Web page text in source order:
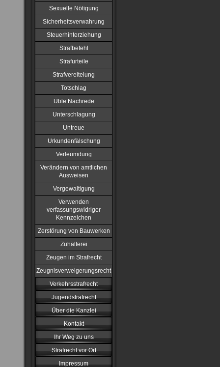
Sexuelle Nötigung
Sicherheitsverwahrung
Steuerhinterziehung
Strafbefehl
Strafurteile
Strafvereitelung
Totschlag
Üble Nachrede
Unterschlagung
Untreue
Urkundenfälschung
Verleumdung
Verändern von amtlichen
Ausweisen
Vergewaltigung
Verwenden
verfassungswidriger
Kennzeichen
Zerstörung von Bauwerken
Zuhälterei
Zeugen im Strafrecht
Zeugnisverweigerungsrecht
Verkehrsstrafrecht
Jugendstrafrecht
Über die Kanzlei
Kontakt
Ihr Weg zu uns
Strafrecht vor Ort
Impressum